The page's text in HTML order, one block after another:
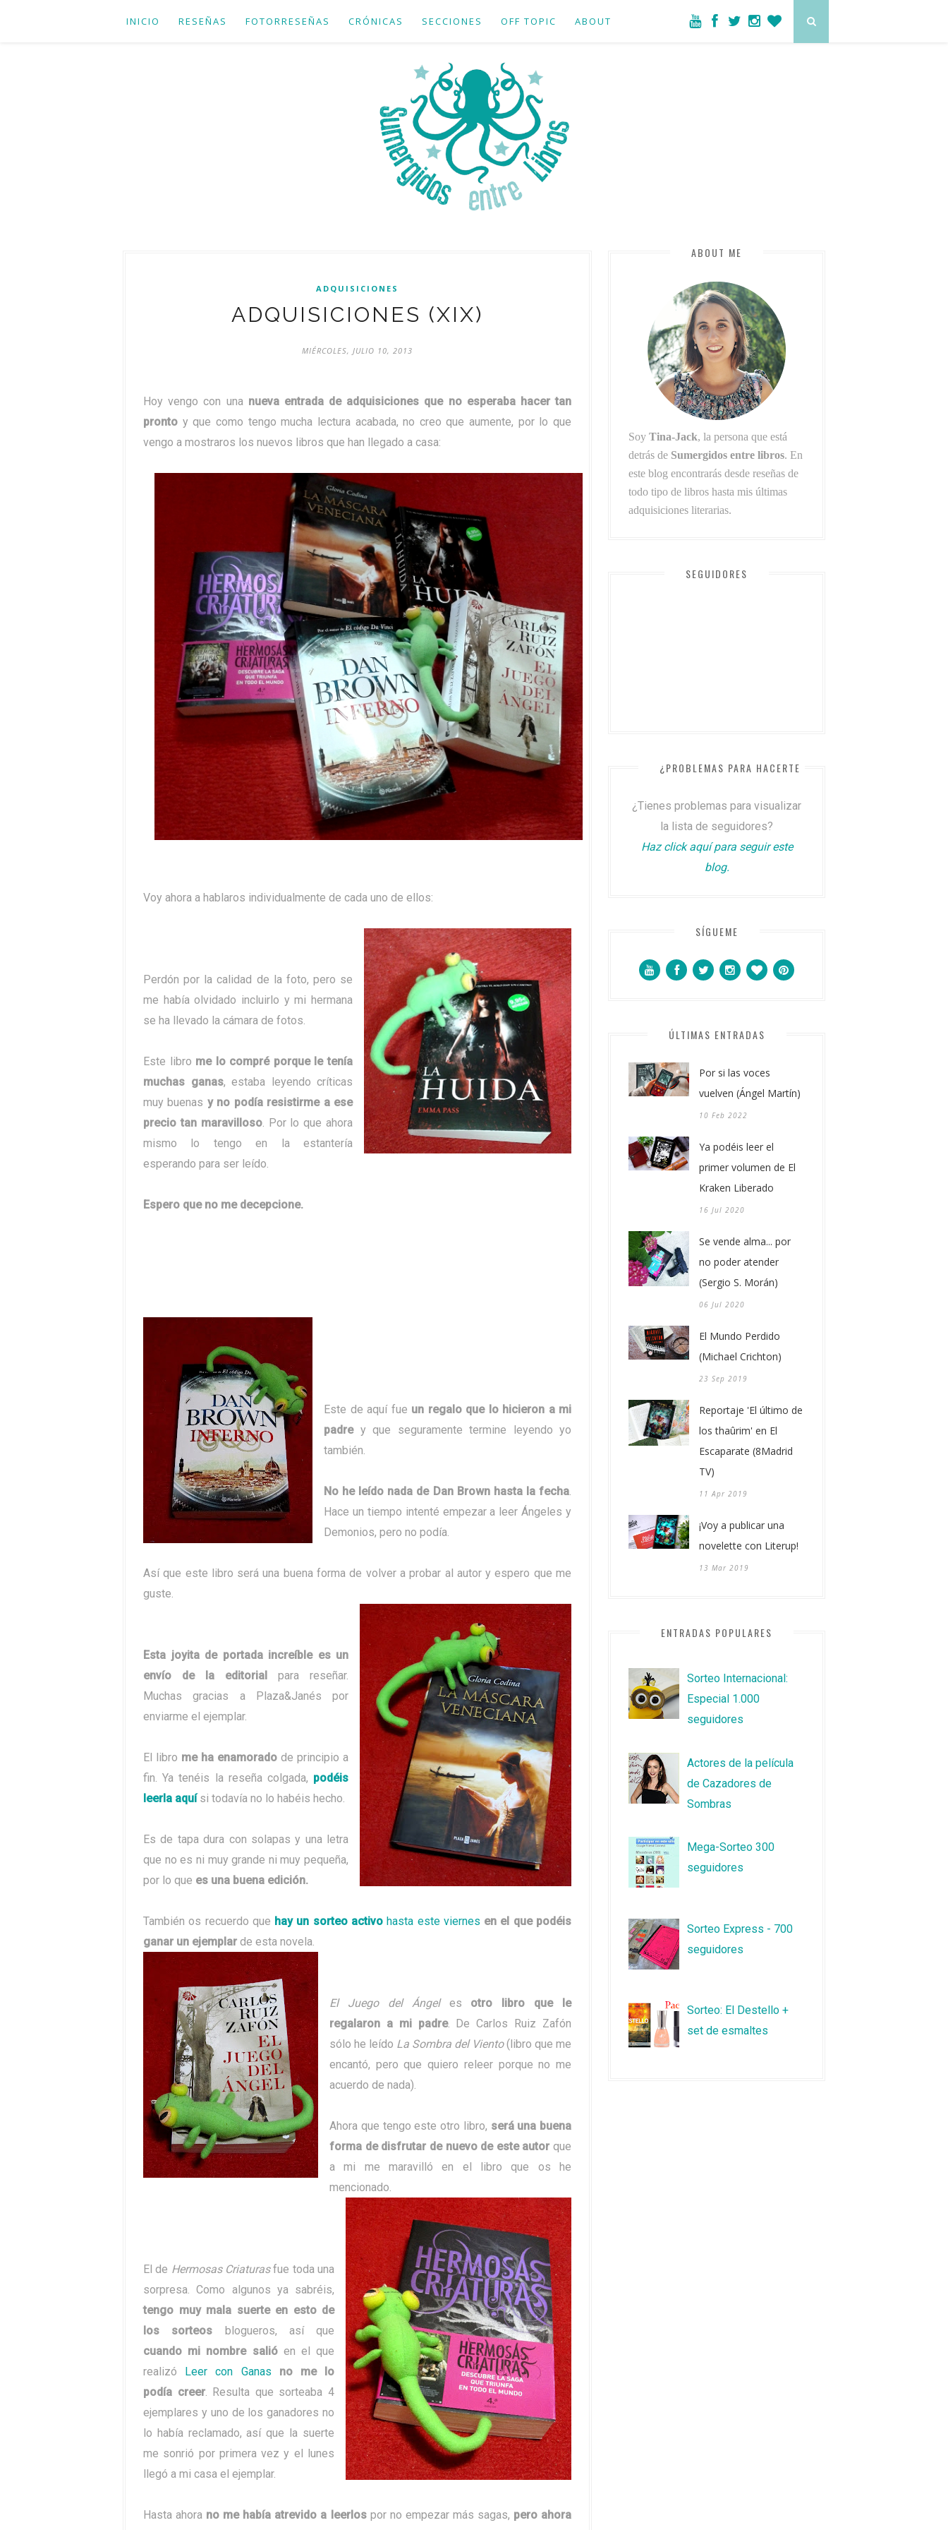
INICIO RESEÑAS FOTORRESEÑAS CRÓNICAS SECCIONES OFF TOPIC ABOUT
ADQUISICIONES
ADQUISICIONES (XIX)
MIÉRCOLES, JULIO 10, 2013
Hoy vengo con una nueva entrada de adquisiciones que no esperaba hacer tan
pronto y que como tengo mucha lectura acabada, no creo que aumente, por lo que
vengo a mostraros los nuevos libros que han llegado a casa:
Voy ahora a hablaros individualmente de cada uno de ellos:
Perdón por la calidad de la foto, pero se
me había olvidado incluirlo y mi hermana
se ha llevado la cámara de fotos.
Este libro me lo compré porque le tenía
muchas ganas, estaba leyendo críticas
muy buenas y no podía resistirme a ese
precio tan maravilloso. Por lo que ahora
mismo lo tengo en la estantería
esperando para ser leído.
Espero que no me decepcione.
Este de aquí fue un regalo que lo hicieron a mi
padrey que seguramente termine leyendo yo
también.
No he leído nada de Dan Brown hasta la fecha
Hace un tiempo intenté empezar a leer Ángeles y
Demonios, pero no podía.
Así que este libro será una buena forma de volver a probar al autor y espero que me
guste.
Esta joyita de portada increíble es un
envío de la editorial para reseñar.
Muchas gracias a Plaza&Janés por
enviarme el ejemplar.
El libro me ha enamorado de principio a
fin. Ya tenéis la reseña colgada, podéis
leerla aquísi todavía no lo habéis hecho.
Es de tapa dura con solapas y una letra
que no es ni muy grande ni muy pequeña,
por lo que es una buena edición.
También os recuerdo que hay un sorteo activo hasta este viernes en el que podéis
ganar un ejemplar de esta novela.
El Juego del Ángeles otro libro que le
regalaron a mi padre. De Carlos Ruiz Zafón
sólo he leído La Sombra del Viento(libro que me
encantó, pero que quiero releer porque no me
acuerdo de nada).
Ahora que tengo este otro libro, será una buena
forma de disfrutar de nuevo de este autor que
a mi me maravilló en el libro que os he
mencionado.
El de Hermosas Criaturasfue toda una
sorpresa. Como algunos ya sabréis,
tengo muy mala suerte en esto de
los sorteos blogueros, así que
cuando mi nombre salió en el que
realizó Leer con Ganas
no me lo
podía creer. Resulta que sorteaba 4
ejemplares y uno de los ganadores no
lo había reclamado, así que la suerte
me sonrió por primera vez y el lunes
llegó a mi casa el ejemplar.
Hasta ahora no me había atrevido a leerlos por no empezar más sagas, pero ahora
ABOUT ME
Soy Tina-Jack, la persona que está
detrás de Sumergidos entre libros. En
este blog encontrarás desde reseñas de
todo tipo de libros hasta mis últimas
adquisiciones literarias.
SEGUIDORES
¿PROBLEMAS PARA HACERTE SEGUIDOR?
¿Tienes problemas para visualizar
la lista de seguidores?
Haz click aquí para seguir este
blog.
SÍGUEME
ÚLTIMAS ENTRADAS
Por si las voces
vuelven (Ángel Martín)
10 Feb 2022
Ya podéis leer el
primer volumen de El
Kraken Liberado
16 Jul 2020
Se vende alma... por
no poder atender
(Sergio S. Morán)
06 Jul 2020
El Mundo Perdido
(Michael Crichton)
23 Sep 2019
Reportaje 'El último de
los thaûrim' en El
Escaparate (8Madrid
TV)
11 Apr 2019
¡Voy a publicar una
novelette con Literup!
13 Mar 2019
ENTRADAS POPULARES
Sorteo Internacional:
Especial 1.000
seguidores
Actores de la película
de Cazadores de
Sombras
Mega-Sorteo 300
seguidores
Sorteo Express - 700
seguidores
Sorteo: El Destello +
set de esmaltes